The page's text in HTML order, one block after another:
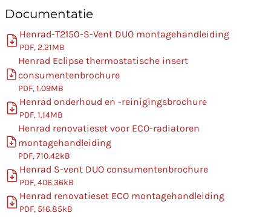
Documentatie
Henrad-T2150-S-Vent DUO montagehandleiding
PDF, 2.21MB
Henrad Eclipse thermostatische insert
consumentenbrochure
PDF, 1.09MB
Henrad onderhoud en -reinigingsbrochure
PDF, 1.14MB
Henrad renovatieset voor ECO-radiatoren
montagehandleiding
PDF, 710.42kB
Henrad S-vent DUO consumentenbrochure
PDF, 406.36kB
Henrad renovatieset ECO montagehandleiding
PDF, 516.85kB